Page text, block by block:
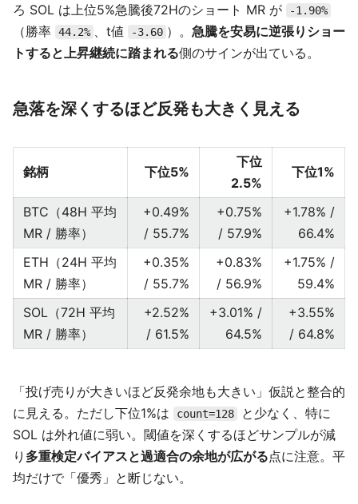
ろ SOL は上位5%急騰後72Hのショート MR が
-1.90%
（勝率 44.2% 、t値 -3.60 ）。 急騰を安易に逆張りショー
トすると上昇継続に踏まれる側のサインが出ている。
急落を深くするほど反発も大きく見える
銘柄 下位5%
下位
2.5%
下位1%
BTC（48H 平均
MR / 勝率）
+0.49%
/ 55.7%
+0.75%
/ 57.9%
+1.78% /
66.4%
ETH（24H 平均
MR / 勝率）
+0.35%
/ 55.7%
+0.83%
/ 56.9%
+1.75% /
59.4%
SOL（72H 平均
MR / 勝率）
+2.52%
/ 61.5%
+3.01% /
64.5%
+3.55%
/ 64.8%
「投げ売りが大きいほど反発余地も大きい」仮説と整合的
に見える。ただし下位1%は
count=128
と少なく、特に
SOL は外れ値に弱い。閾値を深くするほどサンプルが減
り 多重検定バイアスと過適合の余地が広がる点に注意。平
均だけで「優秀」と断じない。